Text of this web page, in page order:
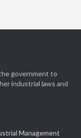
government to
industrial laws and
Management